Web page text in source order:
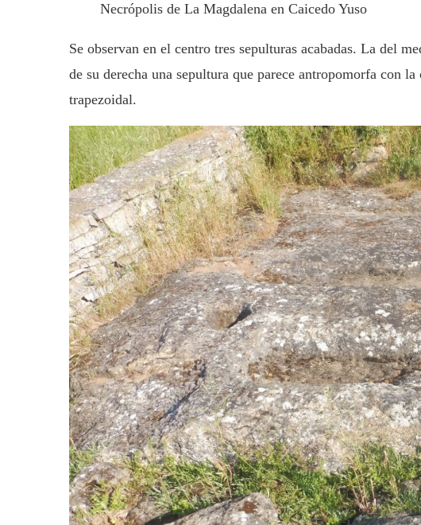
Necrópolis de La Magdalena en Caicedo Yuso
Se observan en el centro tres sepulturas acabadas. La del
de su derecha una sepultura que parece antropomorfa con
trapezoidal.